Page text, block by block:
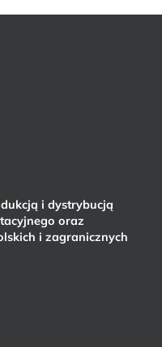
i dystrybucją
oraz
i zagranicznych